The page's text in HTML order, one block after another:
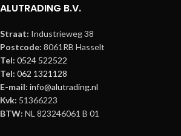
ALUTRADING B.V.
Straat: Industrieweg 38
Postcode: 8061RB Hasselt
Tel: 0524 522522
Tel: 062 1321128
E-mail: info@alutrading.nl
Kvk: 51366223
BTW: NL 823246061 B 01